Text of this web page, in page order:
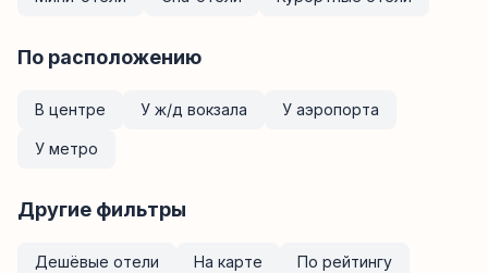
По расположению
В центре У ж/д вокзала У аэропорта
У метро
Другие фильтры
Дешёвые отели На карте По рейтингу